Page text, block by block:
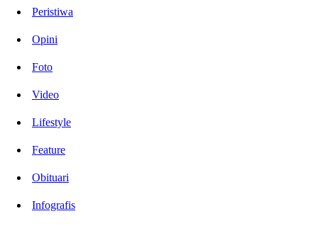
Peristiwa
Opini
Foto
Video
Lifestyle
Feature
Obituari
Infografis